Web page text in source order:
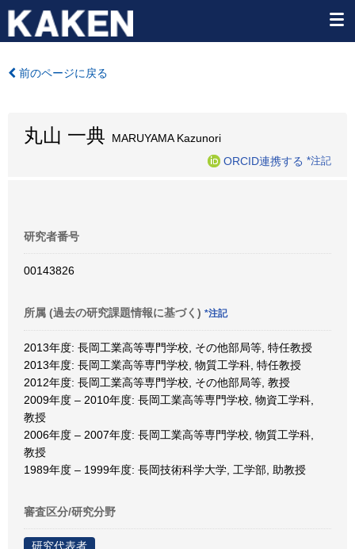
前のページに戻る
丸山 一典 MARUYAMA Kazunori
ORCID連携する *注記
研究者番号
00143826
所属 (過去の研究課題情報に基づく) *注記
2013年度: 長岡工業高等専門学校, その他部局等, 特任教授
2013年度: 長岡工業高等専門学校, 物質工学科, 特任教授
2012年度: 長岡工業高等専門学校, その他部局等, 教授
2009年度 – 2010年度: 長岡工業高等専門学校, 物資工学科,
教授
2006年度 – 2007年度: 長岡工業高等専門学校, 物質工学科,
教授
1989年度 – 1999年度: 長岡技術科学大学, 工学部, 助教授
審査区分/研究分野
研究代表者